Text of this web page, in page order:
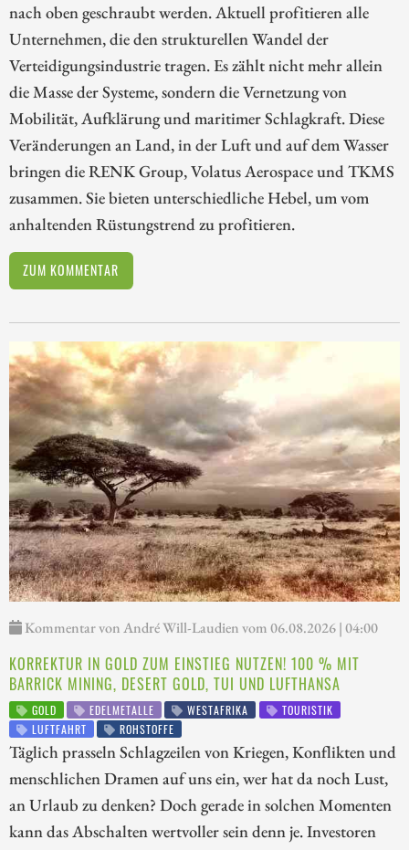
nach oben geschraubt werden. Aktuell profitieren alle
Unternehmen, die den strukturellen Wandel der
Verteidigungsindustrie tragen. Es zählt nicht mehr allein
die Masse der Systeme, sondern die Vernetzung von
Mobilität, Aufklärung und maritimer Schlagkraft. Diese
Veränderungen an Land, in der Luft und auf dem Wasser
bringen die RENK Group, Volatus Aerospace und TKMS
zusammen. Sie bieten unterschiedliche Hebel, um vom
anhaltenden Rüstungstrend zu profitieren.
ZUM KOMMENTAR
Kommentar von André Will-Laudien vom 06.08.2026 | 04:00
KORREKTUR IN GOLD ZUM EINSTIEG NUTZEN! 100 % MIT
BARRICK MINING, DESERT GOLD, TUI UND LUFTHANSA
GOLD EDELMETALLE WESTAFRIKA
TOURISTIK
LUFTFAHRT
ROHSTOFFE
Täglich prasseln Schlagzeilen von Kriegen, Konflikten und
menschlichen Dramen auf uns ein, wer hat da noch Lust,
an Urlaub zu denken? Doch gerade in solchen Momenten
kann das Abschalten wertvoller sein denn je. Investoren